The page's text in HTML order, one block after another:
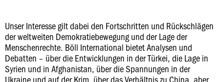
Unser Interesse gilt dabei den Fortschritten und Rückschlägen
der weltweiten Demokratiebewegung und der Lage der
Menschenrechte. Böll International bietet Analysen und
Debatten – über die Entwicklungen in der Türkei, die Lage in
Syrien und in Afghanistan, über die Spannungen in der
Ukraine und auf der Krim, über das Verhältnis zu China, aber